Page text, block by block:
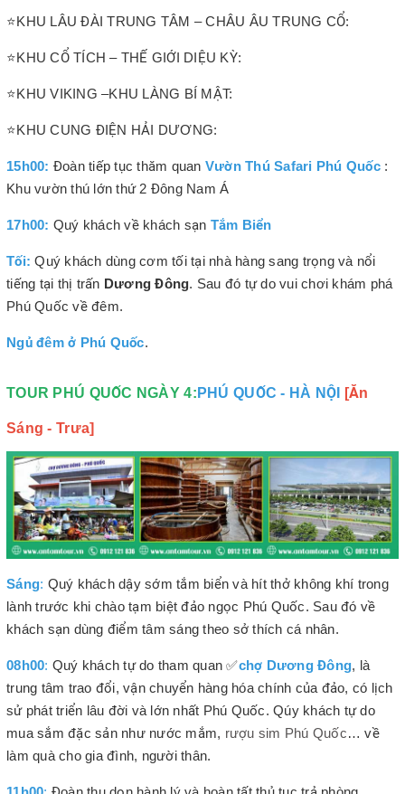
⭐KHU LÂU ĐÀI TRUNG TÂM – CHÂU ÂU TRUNG CỔ:
⭐KHU CỔ TÍCH – THẾ GIỚI DIỆU KỲ:
⭐KHU VIKING –KHU LÀNG BÍ MẬT:
⭐KHU CUNG ĐIỆN HẢI DƯƠNG:
15h00: Đoàn tiếp tục thăm quan Vườn Thú Safari Phú Quốc:
Khu vườn thú lớn thứ 2 Đông Nam Á
17h00: Quý khách về khách sạn Tắm Biển
Tối: Quý khách dùng cơm tối tại nhà hàng sang trọng và nổi
tiếng tại thị trấn Dương Đông. Sau đó tự do vui chơi khám phá
Phú Quốc về đêm.
Ngủ đêm ở Phú Quốc.
TOUR PHÚ QUỐC NGÀY 4: PHÚ QUỐC - HÀ NỘI [Ăn
Sáng - Trưa]
Sáng: Quý khách dậy sớm tắm biển và hít thở không khí trong
lành trước khi chào tạm biệt đảo ngọc Phú Quốc. Sau đó về
khách sạn dùng điểm tâm sáng theo sở thích cá nhân.
08h00: Quý khách tự do tham quan ✅chợ Dương Đông, là
trung tâm trao đổi, vận chuyển hàng hóa chính của đảo, có lịch
sử phát triển lâu đời và lớn nhất Phú Quốc. Qúy khách tự do
mua sắm đặc sản như nước mắm, rượu sim Phú Quốc… về
làm quà cho gia đình, người thân.